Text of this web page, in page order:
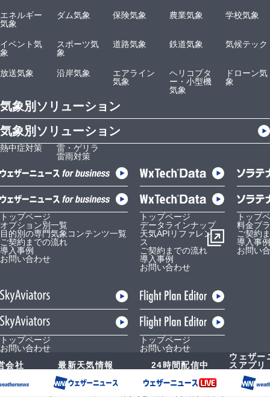
エネルギー
気象
ダム気象 保険気象 農業気象 学校気象
イベント気
象
スポーツ気
象
道路気象 鉄道気象 気候テック
放送気象 沿岸気象
エアライン
気象
ヘリコプタ
ー・小型機
気象
ドローン気
象
気象別ソリューション
気象別ソリューション
熱中症対策
雷・ゲリラ
雷雨対策
トップページ
オプション別一覧
目的別の専門気象コンテンツ一覧
ご契約までの流れ
導入事例
お問い合わせ
トップページ
データラインナップ
天気APIリファレン
ス
ご契約までの流れ
導入事例
お問い合わせ
トップ
料金プ
ご契約
導入事
お問い
トップページ
お問い合わせ
トップページ
お問い合わせ
会社
最新天気情報 24時間配信中
ウェザー
スアプリ